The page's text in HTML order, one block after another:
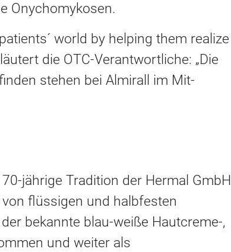
Onychomykosen.
world by helping them realize
die OTC-Verantwortliche: „Die
stehen bei Almirall im Mit-
jährige Tradition der Hermal GmbH
flüssigen und halbfesten
bekannte blau-weiße Hautcreme-,
und weiter als